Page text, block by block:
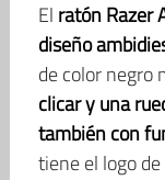
El ratón Razer
diseño
de color negro
clicar y una
también con
tiene el logo